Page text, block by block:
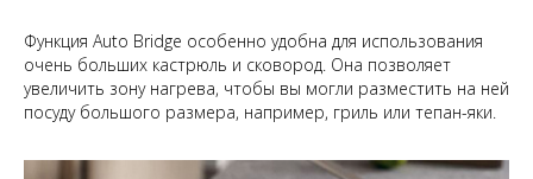
Функция Auto Bridge особенно удобна для использования
очень больших кастрюль и сковород. Она позволяет
увеличить зону нагрева, чтобы вы могли разместить на ней
посуду большого размера, например, гриль или тепан-яки.